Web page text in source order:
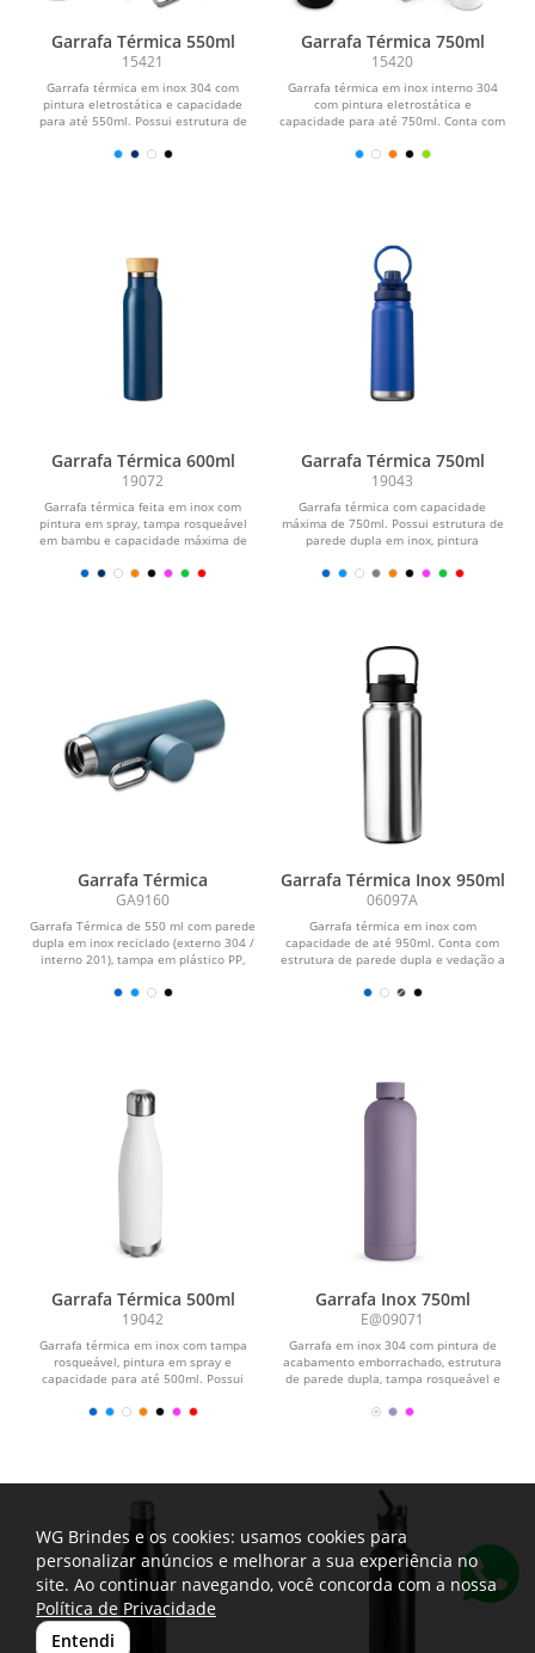
Garrafa Térmica 550ml
15421
Garrafa térmica em inox 304 com
pintura eletrostática e capacidade
para até 550ml. Possui estrutura de
Garrafa Térmica 750ml
15420
Garrafa térmica em inox interno 304
com pintura eletrostática e
capacidade para até 750ml. Conta com
Garrafa Térmica 600ml
19072
Garrafa térmica feita em inox com
pintura em spray, tampa rosqueável
em bambu e capacidade máxima de
Garrafa Térmica 750ml
19043
Garrafa térmica com capacidade
máxima de 750ml. Possui estrutura de
parede dupla em inox, pintura
Garrafa Térmica
GA9160
Garrafa Térmica de 550 ml com parede
dupla em inox reciclado (externo 304 /
interno 201), tampa em plástico PP,
Garrafa Térmica Inox 950ml
06097A
Garrafa térmica em inox com
capacidade de até 950ml. Conta com
estrutura de parede dupla e vedação a
Garrafa Térmica 500ml
19042
Garrafa térmica em inox com tampa
rosqueável, pintura em spray e
capacidade para até 500ml. Possui
Garrafa Inox 750ml
E@09071
Garrafa em inox 304 com pintura de
acabamento emborrachado, estrutura
de parede dupla, tampa rosqueável e
WG Brindes e os cookies: usamos cookies para
personalizar anúncios e melhorar a sua experiência no
site. Ao continuar navegando, você concorda com a nossa
Política de Privacidade
Entendi